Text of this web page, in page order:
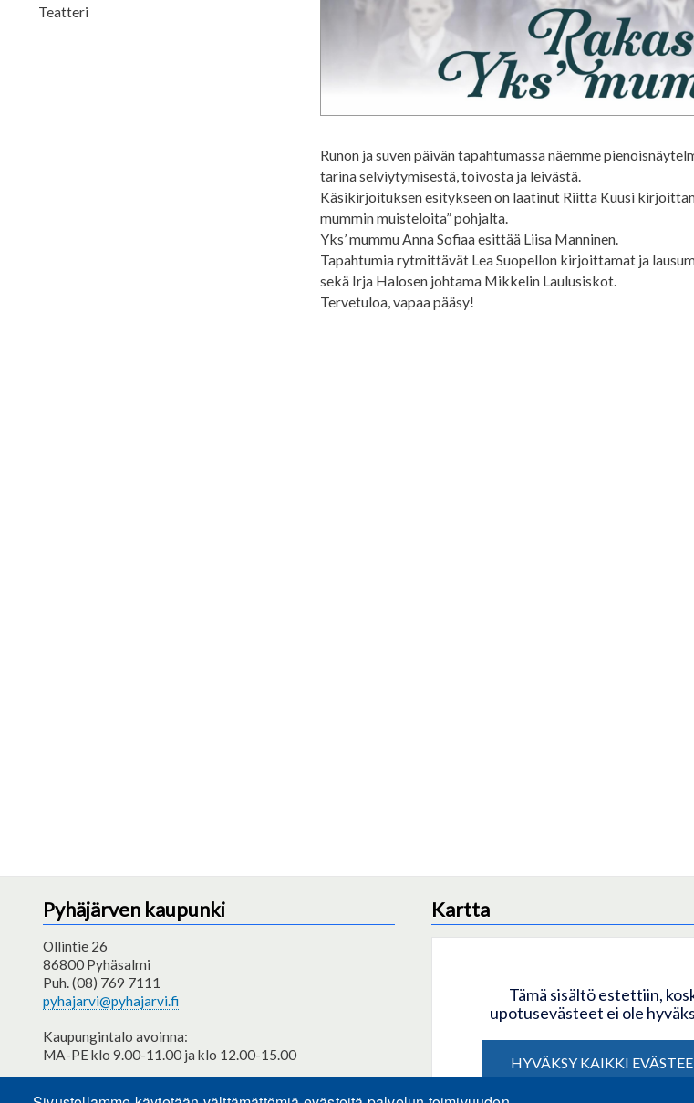
Teatteri
Runon ja suven päivän tapahtumassa näemme
tarina selviytymisestä, toivosta ja leivästä.
Käsikirjoituksen esitykseen on laatinut Riitta Kuusi
mummin muisteloita” pohjalta.
Yks’ mummu Anna Sofiaa esittää Liisa Manninen.
Tapahtumia rytmittävät Lea Suopellon kirjoittamat ja
sekä Irja Halosen johtama Mikkelin Laulusiskot.
Tervetuloa, vapaa pääsy!
Pyhäjärven kaupunki
Ollintie 26
86800 Pyhäsalmi
Puh. (08) 769 7111
pyhajarvi@pyhajarvi.fi
Kaupungintalo avoinna:
MA-PE klo 9.00-11.00 ja klo 12.00-15.00
Kartta
Tämä sisältö estettiin,
upotusevästeet ei ole
HYVÄKSY KAIKKI